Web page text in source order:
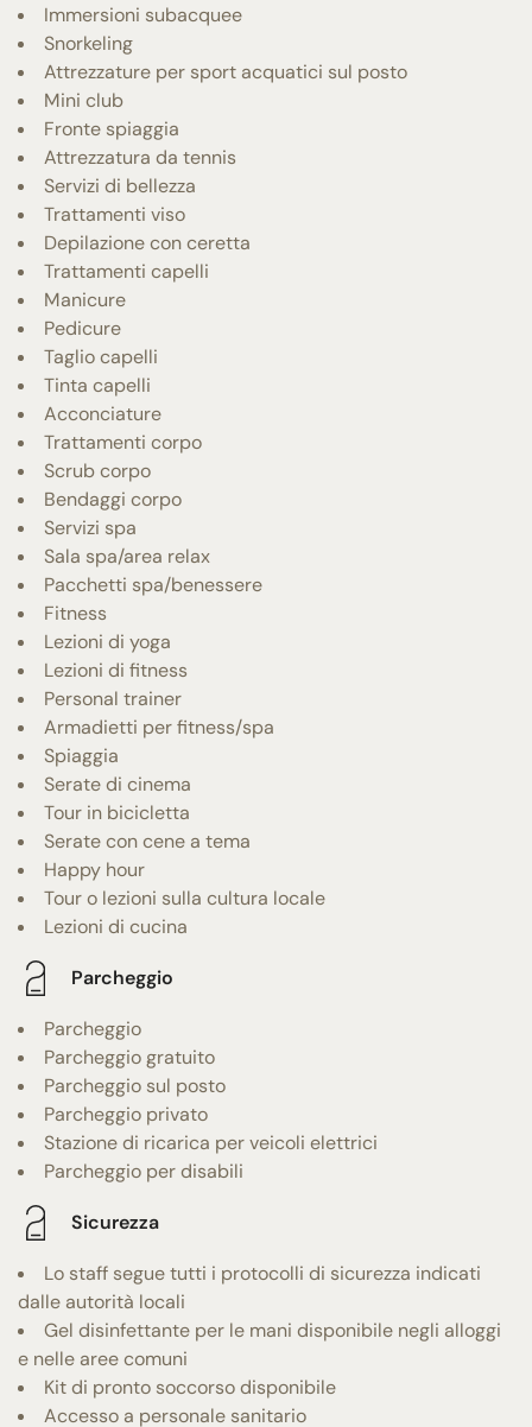
Immersioni subacquee
Snorkeling
Attrezzature per sport acquatici sul posto
Mini club
Fronte spiaggia
Attrezzatura da tennis
Servizi di bellezza
Trattamenti viso
Depilazione con ceretta
Trattamenti capelli
Manicure
Pedicure
Taglio capelli
Tinta capelli
Acconciature
Trattamenti corpo
Scrub corpo
Bendaggi corpo
Servizi spa
Sala spa/area relax
Pacchetti spa/benessere
Fitness
Lezioni di yoga
Lezioni di fitness
Personal trainer
Armadietti per fitness/spa
Spiaggia
Serate di cinema
Tour in bicicletta
Serate con cene a tema
Happy hour
Tour o lezioni sulla cultura locale
Lezioni di cucina
Parcheggio
Parcheggio
Parcheggio gratuito
Parcheggio sul posto
Parcheggio privato
Stazione di ricarica per veicoli elettrici
Parcheggio per disabili
Sicurezza
Lo staff segue tutti i protocolli di sicurezza indicati
dalle autorità locali
Gel disinfettante per le mani disponibile negli alloggi
e nelle aree comuni
Kit di pronto soccorso disponibile
Accesso a personale sanitario